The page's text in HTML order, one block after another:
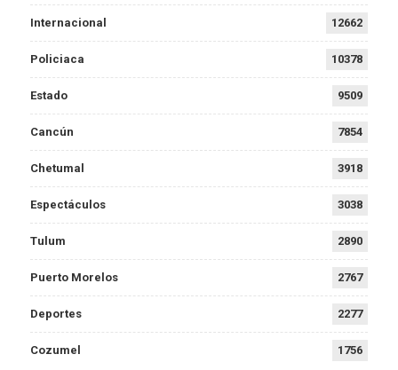
Internacional 12662
Policiaca 10378
Estado 9509
Cancún 7854
Chetumal 3918
Espectáculos 3038
Tulum 2890
Puerto Morelos 2767
Deportes 2277
Cozumel 1756